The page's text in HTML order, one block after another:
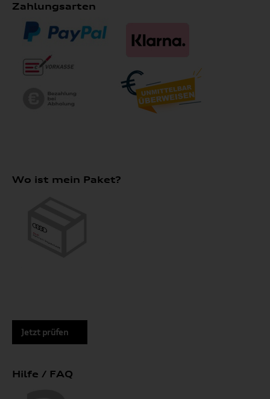
Zahlungsarten
Wo ist mein Paket?
Jetzt prüfen
Hilfe / FAQ